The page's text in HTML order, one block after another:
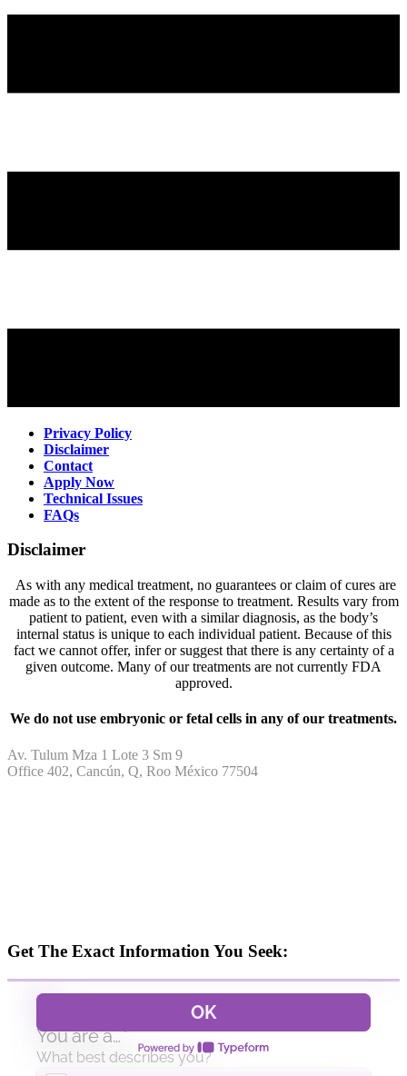
Privacy Policy
Disclaimer
Contact
Apply Now
Technical Issues
FAQs
Disclaimer
As with any medical treatment, no guarantees or claim of cures are
made as to the extent of the response to treatment. Results vary from
patient to patient, even with a similar diagnosis, as the body’s
internal status is unique to each individual patient. Because of this
fact we cannot offer, infer or suggest that there is any certainty of a
given outcome. Many of our treatments are not currently FDA
approved.
We do not use embryonic or fetal cells in any of our treatments.
Av. Tulum Mza 1 Lote 3 Sm 9
Office 402, Cancún, Q, Roo México 77504
Get The Exact Information You Seek: